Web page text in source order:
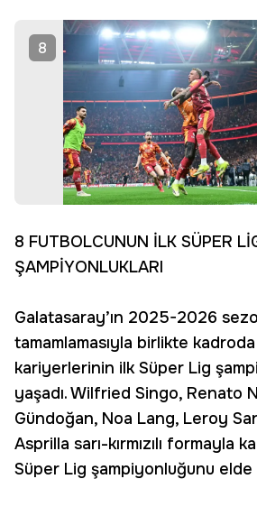
8
8 FUTBOLCUNUN İLK SÜPER
ŞAMPİYONLUKLARI
Galatasaray’ın 2025-2026
tamamlamasıyla birlikte
kariyerlerinin ilk Süper Lig
yaşadı. Wilfried Singo, Renato
Gündoğan, Noa Lang, Leroy
Asprilla sarı-kırmızılı formayla
Süper Lig şampiyonluğunu